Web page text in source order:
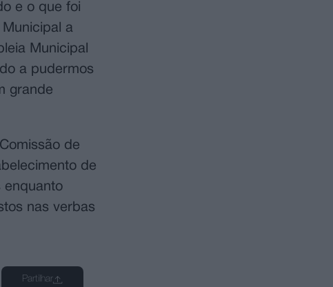
e o que foi
a
Municipal
a pudermos
grande
de
de
enquanto
nas verbas
Partilhar